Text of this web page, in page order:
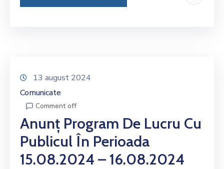
13 august 2024
Comunicate
Comment off
Anunț Program De Lucru Cu
Publicul În Perioada
15.08.2024 – 16.08.2024